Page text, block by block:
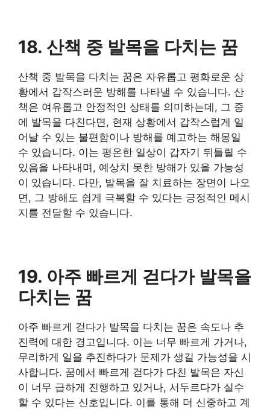
18. 산책 중 발목을 다치는 꿈
산책 중 발목을 다치는 꿈은 자유롭고 평화로운 상
황에서 갑작스러운 방해를 나타낼 수 있습니다. 산
책은 여유롭고 안정적인 상태를 의미하는데, 그 중
에 발목을 다친다면, 현재 상황에서 갑작스럽게 일
어날 수 있는 불편함이나 방해를 예고하는 해몽일
수 있습니다. 이는 평온한 일상이 갑자기 뒤틀릴 수
있음을 나타내며, 예상치 못한 방해가 있을 가능성
이 있습니다. 다만, 발목을 잘 치료하는 장면이 나오
면, 그 방해도 쉽게 극복할 수 있다는 긍정적인 메시
지를 전달할 수 있습니다.
19. 아주 빠르게 걷다가 발목을
다치는 꿈
아주 빠르게 걷다가 발목을 다치는 꿈은 속도나 추
진력에 대한 경고입니다. 이는 너무 빠르게 가거나,
무리하게 일을 추진하다가 문제가 생길 가능성을 시
사합니다. 꿈에서 빠르게 걷다가 다친 발목은 자신
이 너무 급하게 진행하고 있거나, 서두르다가 실수
할 수 있다는 신호입니다. 이를 통해 더 신중하고 계